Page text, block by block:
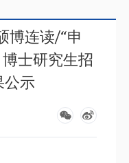
博连读/“申
士研究生招
公示